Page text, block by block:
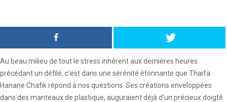
Au beau milieu de tout le stress inhérent aux dernières heures
précédant un défilé, c’est dans une sérénité étonnante que Thaifa
Hanane Chafik répond à nos questions. Ses créations enveloppées
dans des manteaux de plastique, auguraient déjà d’un précieux doigté